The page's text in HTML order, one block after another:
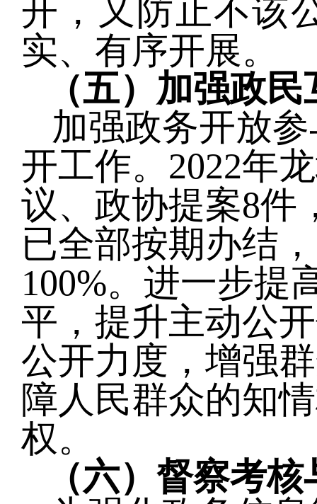
开，又防止不该
实、有序开展。
（五） 加强政民
加强政务开放
开工作。 2022年
议、政协提案8件
已全部按期办结
100%。 进一步提
平，提升主动公
公开力度，增强
障人民群众的知
权。
（六）督察考核